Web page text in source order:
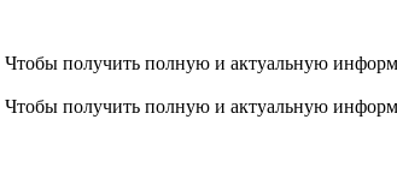
Чтобы получить полную и актуальную
Чтобы получить полную и актуальную